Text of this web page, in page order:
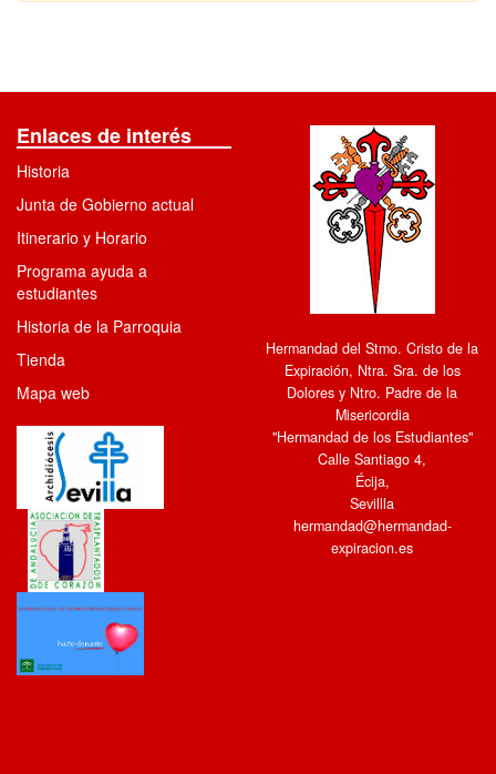
Enlaces de interés
Historia
Junta de Gobierno actual
Itinerario y Horario
Programa ayuda a
estudiantes
Historia de la Parroquia
Tienda
Mapa web
Hermandad del Stmo. Cristo de la
Expiración, Ntra. Sra. de los
Dolores y Ntro. Padre de la
Misericordia
"Hermandad de los Estudiantes"
Calle Santiago 4,
Écija,
Sevillla
hermandad@hermandad-
expiracion.es